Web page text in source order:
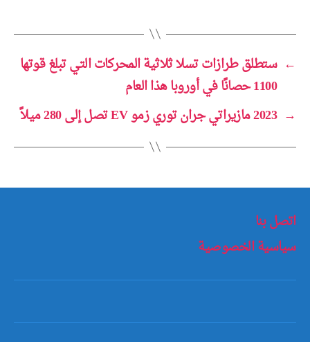
← ستطلق طرازات تسلا ثلاثية المحركات التي تبلغ قوتها
1100 حصانًا في أوروبا هذا العام
→ 2023 مازيراتي جران توري زمو EV تصل إلى 280 ميلاً
اتصل بنا
سياسية الخصوصية